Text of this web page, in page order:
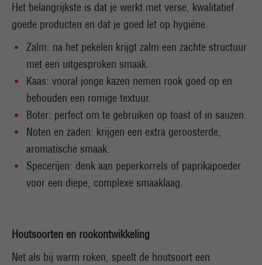
Het belangrijkste is dat je werkt met verse, kwalitatief
goede producten en dat je goed let op hygiëne.
Zalm: na het pekelen krijgt zalm een zachte structuur
met een uitgesproken smaak.
Kaas: vooral jonge kazen nemen rook goed op en
behouden een romige textuur.
Boter: perfect om te gebruiken op toast of in sauzen.
Noten en zaden: krijgen een extra geroosterde,
aromatische smaak.
Specerijen: denk aan peperkorrels of paprikapoeder
voor een diepe, complexe smaaklaag.
Houtsoorten en rookontwikkeling
Net als bij warm roken, speelt de houtsoort een